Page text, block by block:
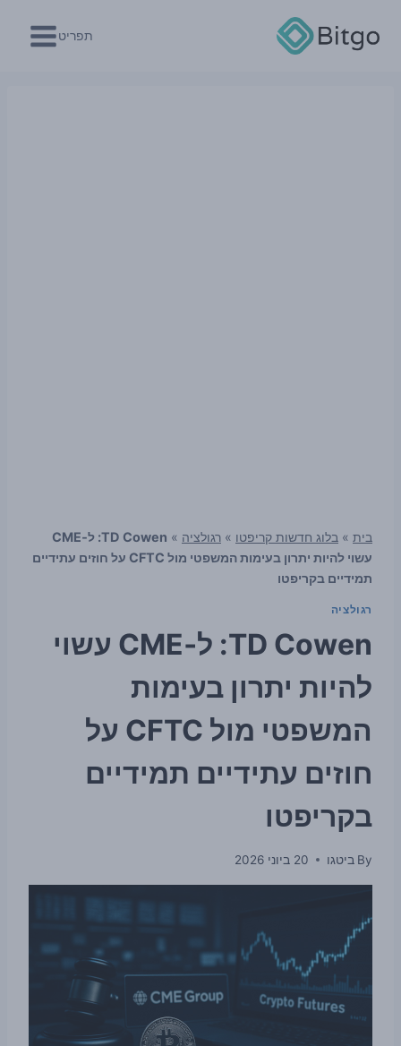
תפריט
בית » בלוג חדשות קריפטו » רגולציה »
TD Cowen: ל‑CME
עשוי להיות יתרון בעימות המשפטי מול CFTC על חוזים עתידיים
תמידיים בקריפטו
רגולציה
TD Cowen: ל‑CME עשוי
להיות יתרון בעימות
המשפטי מול CFTC על
חוזים עתידיים תמידיים
בקריפטו
By ביטגו 20 ביוני 2026